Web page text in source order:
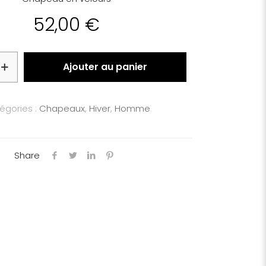
52,00 €
Ajouter au panier
: Chapeaux, Hiver, Homme
Share